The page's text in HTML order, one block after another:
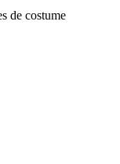
de costume